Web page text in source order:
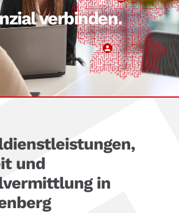
verbinden.
person
und
in